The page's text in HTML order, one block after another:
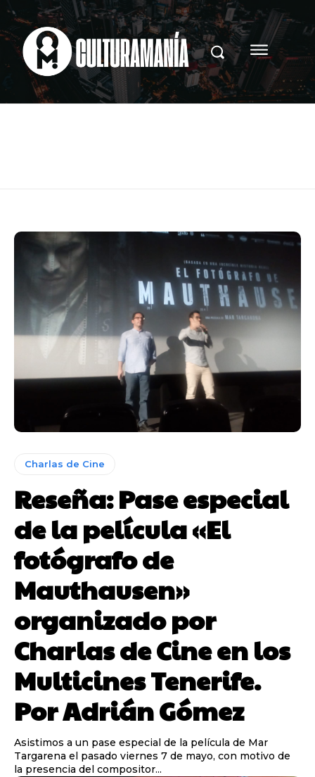
Charlas de Cine
Reseña: Pase especial
de la película «El
fotógrafo de
Mauthausen»
organizado por
Charlas de Cine en los
Multicines Tenerife.
Por Adrián Gómez
Asistimos a un pase especial de la película de Mar
Targarena el pasado viernes 7 de mayo, con motivo de
la presencia del compositor...